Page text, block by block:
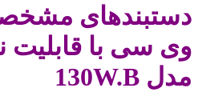
دستبندهای
وی سی با قابلیت
مدل 130W.B